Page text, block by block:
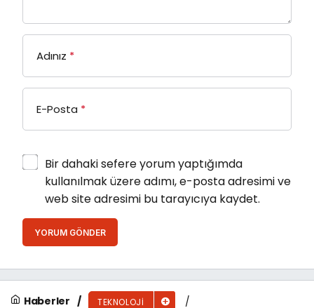
Adınız *
E-Posta *
Bir dahaki sefere yorum yaptığımda
kullanılmak üzere adımı, e-posta adresimi ve
web site adresimi bu tarayıcıya kaydet.
YORUM GÖNDER
Haberler TEKNOLOJI